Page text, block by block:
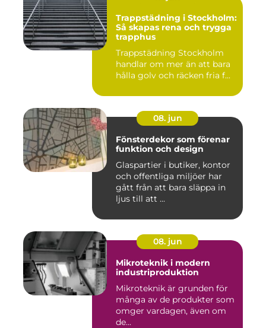
Trappstädning i Stockholm:
Så skapas rena och trygga
trapphus
Trappstädning Stockholm
handlar om mer än att bara
hålla golv och räcken fria f...
08. jun
Fönsterdekor som förenar
funktion och design
Glaspartier i butiker, kontor
och offentliga miljöer har
gått från att bara släppa in
ljus till att ...
08. jun
Mikroteknik i modern
industriproduktion
Mikroteknik är grunden för
många av de produkter som
omger vardagen, även om
de...